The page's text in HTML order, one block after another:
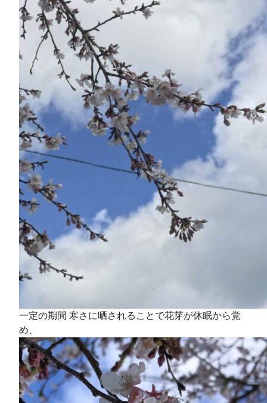
一定の期間 寒さに晒されることで花芽が休眠から覚
め、